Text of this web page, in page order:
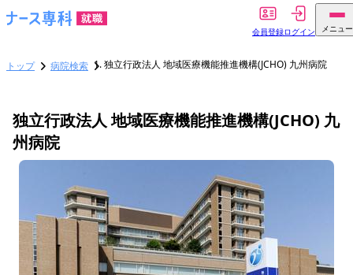
会員登録ログイン メニュー
トップ 病院検索 独立行政法人 地域医療機能推進機構(JCHO) 九州病院
独立行政法人 地域医療機能推進機構(JCHO) 九
州病院